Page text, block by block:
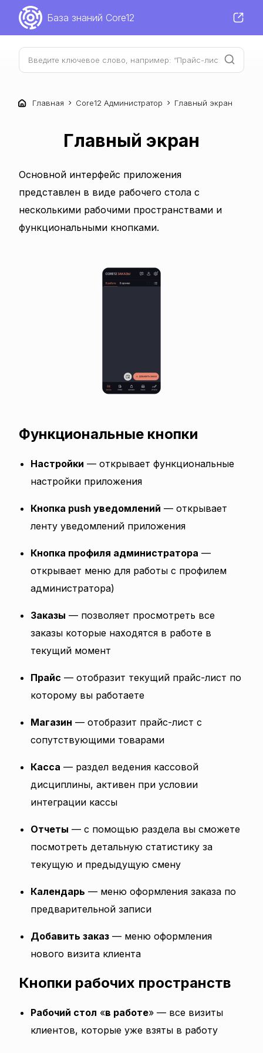
База знаний Core12
Главная Core12 Администратор Главный экран
Главный экран
Основной интерфейс приложения
представлен в виде рабочего стола с
несколькими рабочими пространствами и
функциональными кнопками.
Функциональные кнопки
Настройки — открывает функциональные
настройки приложения
Кнопка push уведомлений — открывает
ленту уведомлений приложения
Кнопка профиля администратора —
открывает меню для работы с профилем
администратора)
Заказы — позволяет просмотреть все
заказы которые находятся в работе в
текущий момент
Прайс — отобразит текущий прайс-лист по
которому вы работаете
Магазин — отобразит прайс-лист с
сопутствующими товарами
Касса — раздел ведения кассовой
дисциплины, активен при условии
интеграции кассы
Отчеты — с помощью раздела вы сможете
посмотреть детальную статистику за
текущую и предыдущую смену
Календарь — меню оформления заказа по
предварительной записи
Добавить заказ — меню оформления
нового визита клиента
Кнопки рабочих пространств
Рабочий стол «в работе» — все визиты
клиентов, которые уже взяты в работу